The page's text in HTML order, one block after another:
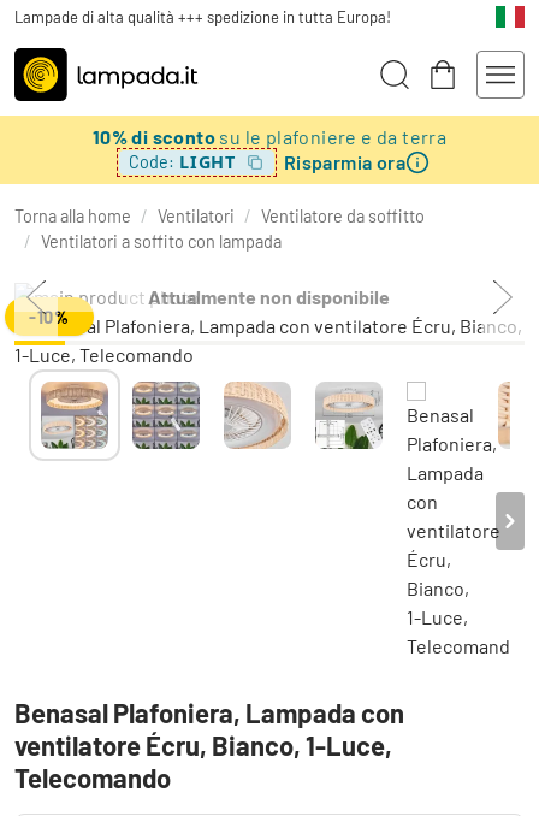
Lampade di alta qualità +++ spedizione in tutta Europa!
10% di sconto su le plafoniere e da terra
Code: LIGHT Risparmia ora
Torna alla home / Ventilatori / Ventilatore da soffitto
/ Ventilatori a soffito con lampada
-10%
Attualmente non disponibile
Benasal Plafoniera, Lampada con
ventilatore Écru, Bianco, 1-Luce,
Telecomando